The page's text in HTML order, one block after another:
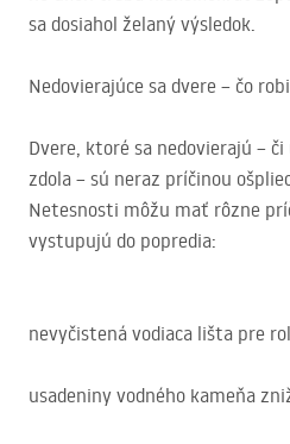
sa dosiahol želaný výsledok.
Nedovierajúce sa dvere – čo
Dvere, ktoré sa nedovierajú –
zdola – sú neraz príčinou
Netesnosti môžu mať rôzne
vystupujú do popredia:
nevyčistená vodiaca lišta pre
usadeniny vodného kameňa